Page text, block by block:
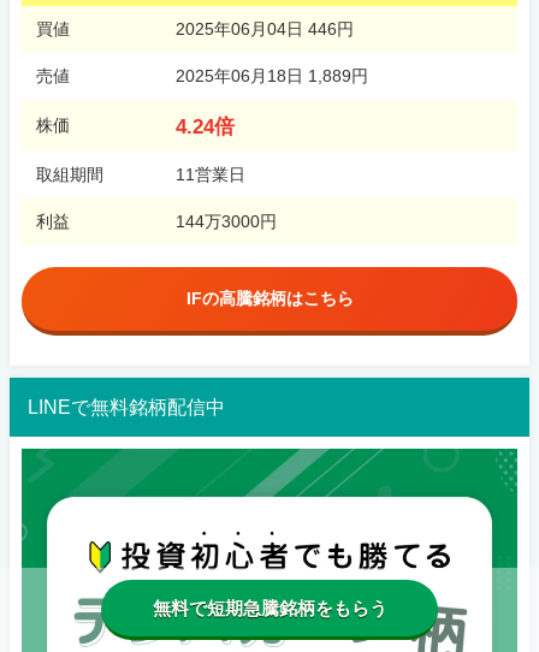
買値 2025年06月04日 446円
売値 2025年06月18日 1,889円
株価 4.24倍
取組期間 11営業日
利益 144万3000円
IFの高騰銘柄はこちら
LINEで無料銘柄配信中
無料で短期急騰銘柄をもらう